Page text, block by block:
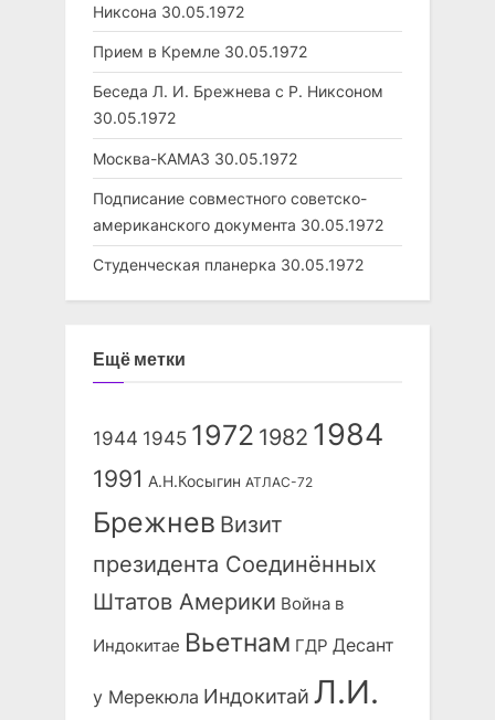
Никсона 30.05.1972
Прием в Кремле 30.05.1972
Беседа Л. И. Брежнева с Р. Никсоном
30.05.1972
Москва-КАМАЗ 30.05.1972
Подписание совместного советско-
американского документа 30.05.1972
Студенческая планерка 30.05.1972
Ещё метки
1944 1945 1972 1982 1984
1991 А.Н.Косыгин АТЛАС-72
Брежнев Визит
президента Соединённых
Штатов Америки Война в
Индокитае Вьетнам ГДР Десант
у Мерекюла Индокитай Л.И.